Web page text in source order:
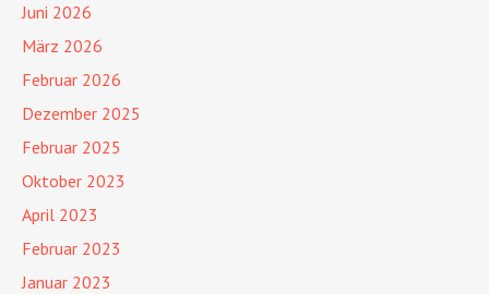
Juni 2026
März 2026
Februar 2026
Dezember 2025
Februar 2025
Oktober 2023
April 2023
Februar 2023
Januar 2023